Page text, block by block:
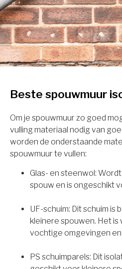
Beste spouwmuur
Om je spouwmuur zo goed
vulling materiaal nodig van
worden de onderstaande
spouwmuur te vullen:
Glas- en steenwol:
spouw en is ongeschikt
UF-schuim: Dit schuim is
kleinere spouwen. Het
vochtige omgevingen
PS schuimparels: Dit